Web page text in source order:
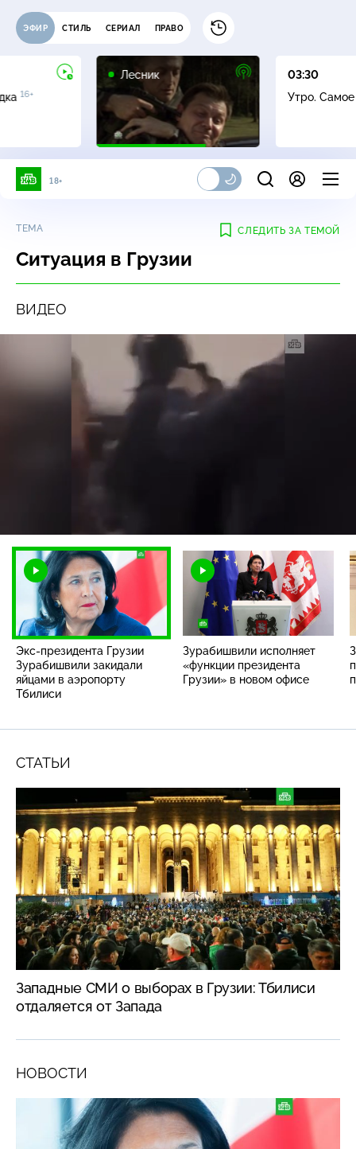
ЭФИР СТИЛЬ СЕРИАЛ ПРАВО
16+
Лесник
03:30
Утро.
18+
СЛЕДИТЬ ЗА ТЕМОЙ
ТЕМА
Ситуация в Грузии
ВИДЕО
Экс-президента Грузии
Зурабишвили закидали
яйцами в аэропорту
Тбилиси
Зурабишвили исполняет
«функции президента
Грузии» в новом офисе
СТАТЬИ
Западные СМИ о выборах в Грузии: Тбилиси
отдаляется от Запада
НОВОСТИ